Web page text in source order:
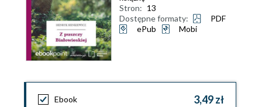
Stron: 13
Dostępne formaty:
PDF
ePub
Mobi
Ebook 3,49 zł